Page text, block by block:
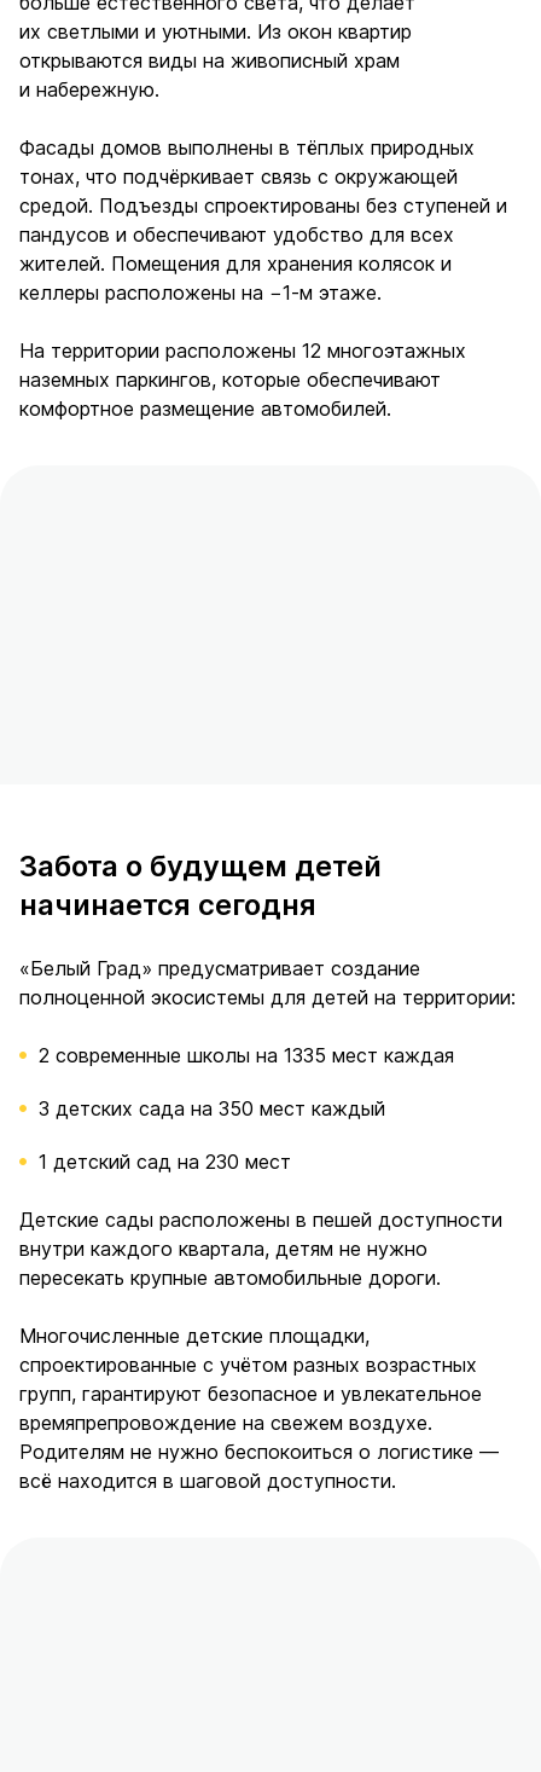
их светлыми и уютными. Из окон квартир
открываются виды на живописный храм
и набережную.
Фасады домов выполнены в тёплых природных
тонах, что подчёркивает связь с окружающей
средой. Подъезды спроектированы без ступеней и
пандусов и обеспечивают удобство для всех
жителей. Помещения для хранения колясок и
келлеры расположены на −1-м этаже.
На территории расположены 12 многоэтажных
наземных паркингов, которые обеспечивают
комфортное размещение автомобилей.
Забота о будущем детей
начинается сегодня
«Белый Град» предусматривает создание
полноценной экосистемы для детей на территории:
2 современные школы на 1335 мест каждая
3 детских сада на 350 мест каждый
1 детский сад на 230 мест
Детские сады расположены в пешей доступности
внутри каждого квартала, детям не нужно
пересекать крупные автомобильные дороги.
Многочисленные детские площадки,
спроектированные с учётом разных возрастных
групп, гарантируют безопасное и увлекательное
времяпрепровождение на свежем воздухе.
Родителям не нужно беспокоиться о логистике —
всё находится в шаговой доступности.